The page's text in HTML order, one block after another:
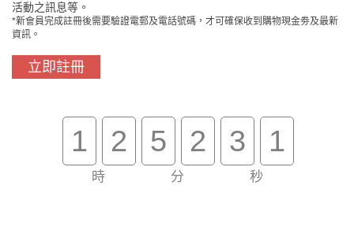
門市免費自取 原裝行貨保證
活動之訊息等。
*新會員完成註冊後需要驗證電郵及電話號碼，才可確保收到購物現金劵及最新
資訊。
立即註冊
1 2
時
5 2
分
3 0
秒